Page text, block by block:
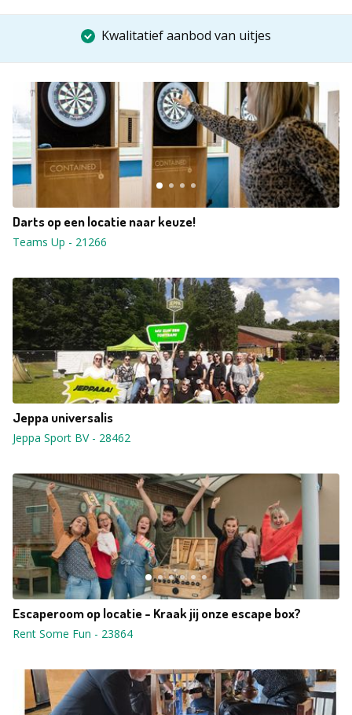
Kwalitatief aanbod van uitjes
Darts op een locatie naar keuze!
Teams Up - 21266
Jeppa universalis
Jeppa Sport BV- 28462
Escaperoom op locatie - Kraak jij onze escape box?
Rent Some Fun - 23864